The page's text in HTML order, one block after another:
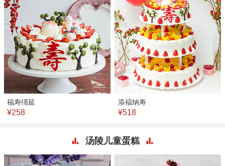
福寿绵延
¥258
添褔纳寿
¥518
汤陵儿童蛋糕